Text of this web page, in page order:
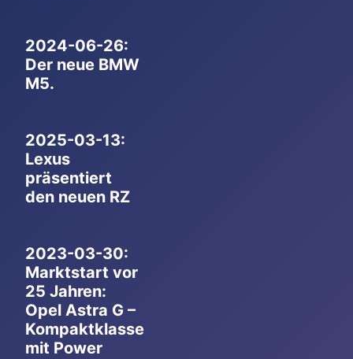
2024-06-26:
Der neue BMW
M5.
2025-03-13:
Lexus
präsentiert
den neuen RZ
2023-03-30:
Marktstart vor
25 Jahren:
Opel Astra G –
Kompaktklasse
mit Power